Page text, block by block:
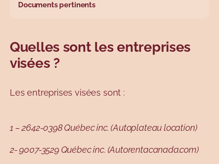
Documents pertinents
Quelles sont les entreprises
visées ?
Les entreprises visées sont :
1 – 2642-0398 Québec inc. (Autoplateau location)
2- 9007-3529 Québec inc. (Autorentacanada.com)